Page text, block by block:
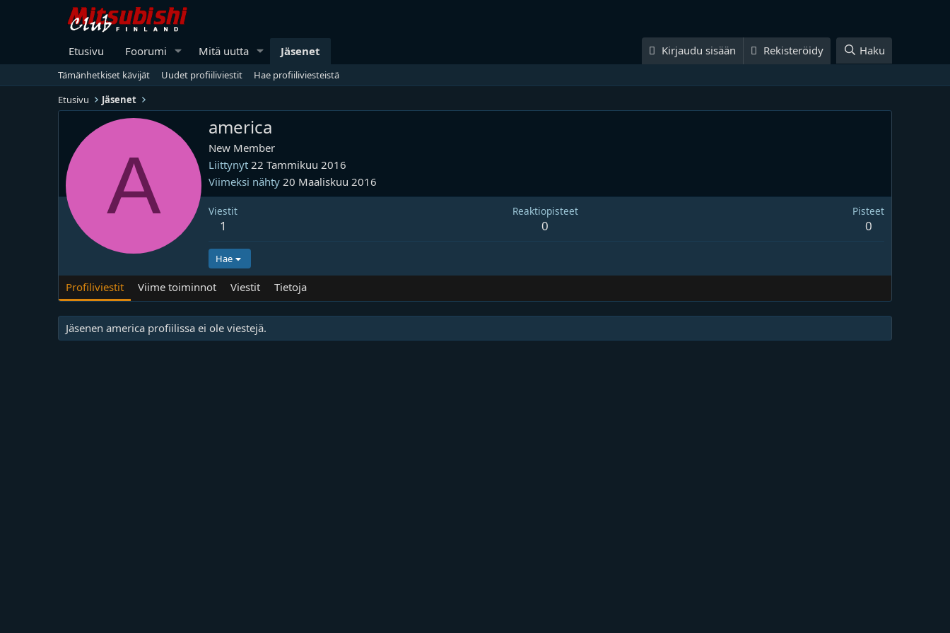
Etusivu Foorumi Mitä uutta Jäsenet Kirjaudu sisään Rekisteröidy Haku
Tämänhetkiset kävijät Uudet profiiliviestit
Hae profiiliviesteistä
Etusivu
Jäsenet
A
america
New Member
Liittynyt 22 Tammikuu 2016
Viimeksi nähty 20 Maaliskuu 2016
Viestit
1
Reaktiopisteet
0
Pisteet
0
Hae
Profiliviestit Viime toiminnot Viestit Tietoja
Jäsenen america profiilissa ei ole viestejä.